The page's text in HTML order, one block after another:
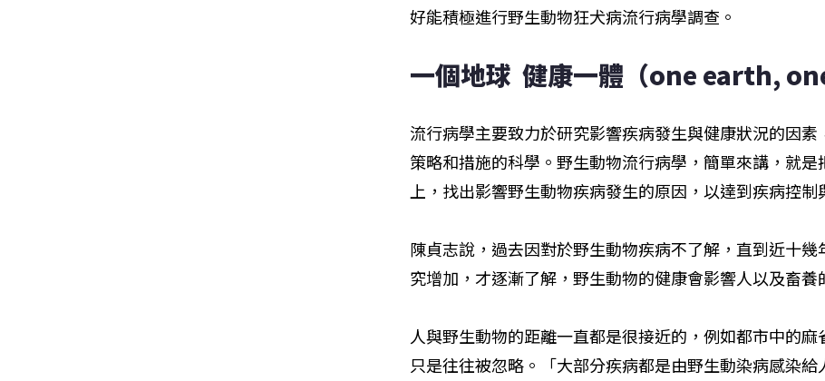
好能積極進行野生動物狂犬病流行病學調查。
一個地球  健康一體（one earth,
流行病學主要致力於研究影響疾病發生與健康狀況的因
策略和措施的科學。野生動物流行病學，簡單來講，就
上，找出影響野生動物疾病發生的原因，以達到疾病控制
陳貞志說，過去因對於野生動物疾病不了解，直到近十
究增加，才逐漸了解，野生動物的健康會影響人以及畜養
人與野生動物的距離一直都是很接近的，例如都市中的麻
只是往往被忽略。「大部分疾病都是由野生動染病感染